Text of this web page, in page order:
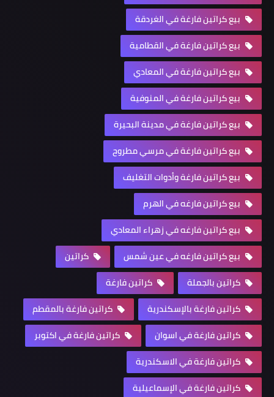
بيع كراتين فارغة في الغردقة
بيع كراتين فارغة في القطامية
بيع كراتين فارغة في المعادي
بيع كراتين فارغة في المنوفية
بيع كراتين فارغة في مدينة البحيرة
بيع كراتين فارغة في مرسي مطروح
بيع كراتين فارغة وأدوات التغليف
بيع كراتين فارغه في الهرم
بيع كراتين فارغه في زهراء المعادي
بيع كراتين فارغه في عين شمس
كراتين
كراتين بالجملة
كراتين فارغة
كراتين فارغة بالإسكندرية
كراتين فارغة بالمقطم
كراتين فارغة في اسوان
كراتين فارغة في اكتوبر
كراتين فارغة في الاسكندرية
كراتين فارغة في الإسماعيلية